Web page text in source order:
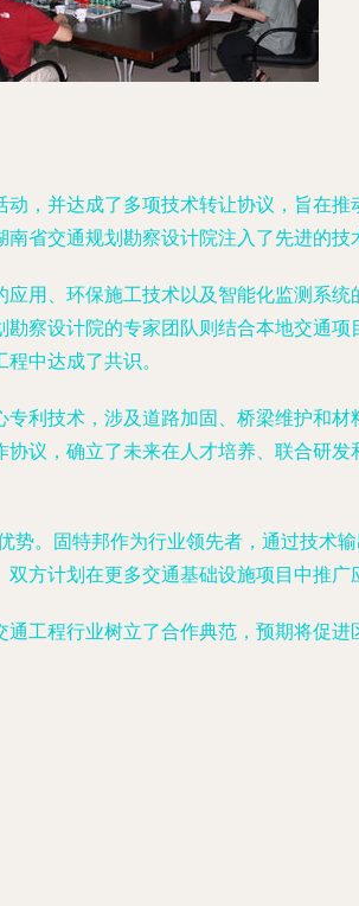
，并达成了多项技术转让协议，旨在
省交通规划勘察设计院注入了先进的技
用、环保施工技术以及智能化监测系
察设计院的专家团队则结合本地交通
中达成了共识。
利技术，涉及道路加固、桥梁维护和
议，确立了未来在人才培养、联合研
。固特邦作为行业领先者，通过技术
方计划在更多交通基础设施项目中推广
工程行业树立了合作典范，预期将促